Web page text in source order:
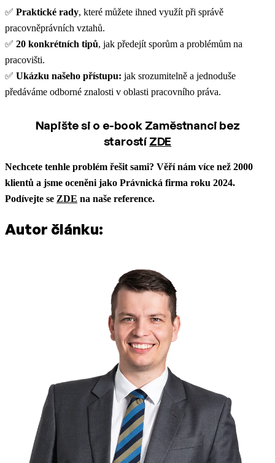
✅ Praktické rady, které můžete ihned využít při správě
pracovněprávních vztahů.
✅ 20 konkrétních tipů, jak předejít sporům a problémům na
pracovišti.
✅ Ukázku našeho přístupu: jak srozumitelně a jednoduše
předáváme odborné znalosti v oblasti pracovního práva.
Napište si o e-book Zaměstnanci bez
starostíZDE
Nechcete tenhle problém řešit sami? Věří nám více než 2000
klientů a jsme oceněni jako Právnická firma roku 2024.
Podívejte se ZDE na naše reference.
Autor článku: